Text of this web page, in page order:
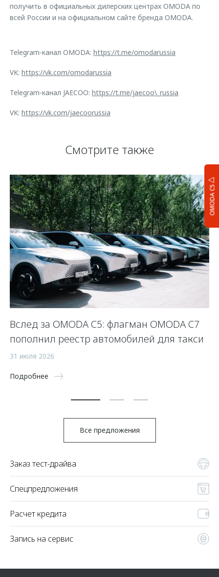
OMODA C5
получить в официальных дилерских центрах OMODA по
всей России и на официальном сайте бренда OMODA.
Telegram-канал OMODA: https://t.me/omodarussia
VK: https://vk.com/omodarussia
Telegram-канал JAECOO: https://t.me/jaecoo\_russia
VK: https://vk.com/jaecoorussia
Смотрите также
Вслед за OMODA C5: флагман OMODA C7
пополнил реестр автомобилей для такси
31 июля 2026
Подробнее
Все предложения
Заказ тест-драйва
Спецпредложения
Расчет кредита
Запись на сервис